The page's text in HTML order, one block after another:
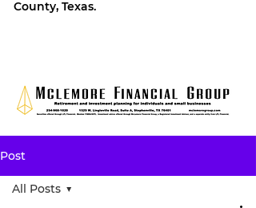
County, Texas.
Post
All Posts